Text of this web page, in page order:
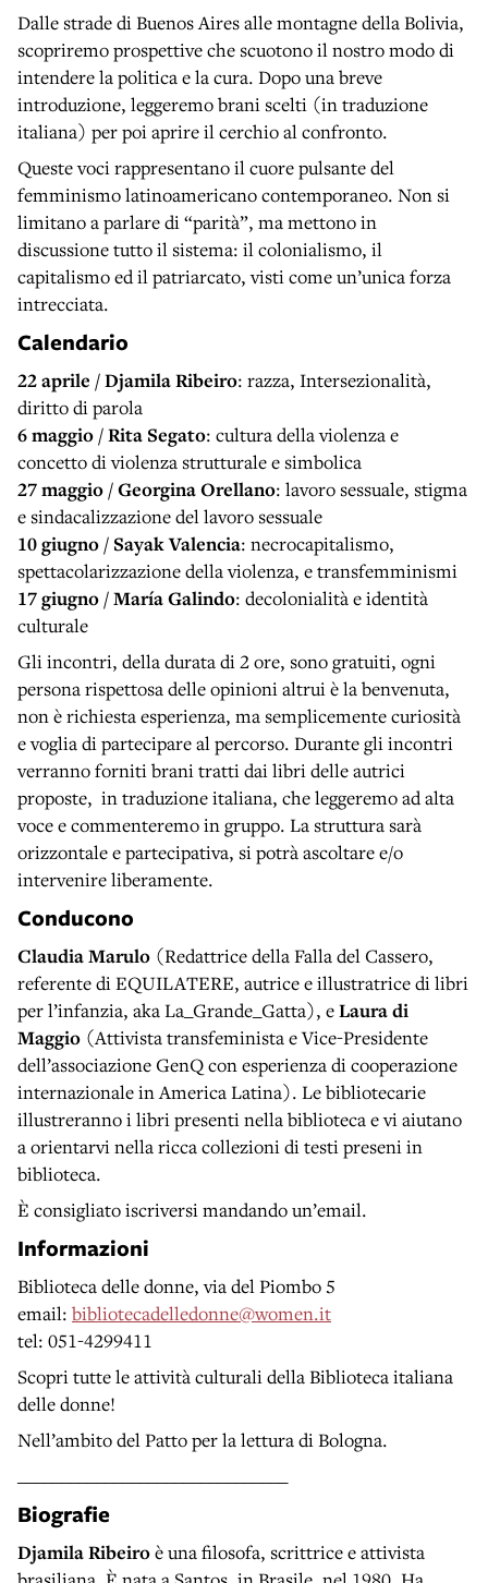
Dalle strade di Buenos Aires alle montagne della Bolivia,
scopriremo prospettive che scuotono il nostro modo di
intendere la politica e la cura. Dopo una breve
introduzione, leggeremo brani scelti (in traduzione
italiana) per poi aprire il cerchio al confronto.
Queste voci rappresentano il cuore pulsante del
femminismo latinoamericano contemporaneo. Non si
limitano a parlare di “parità”, ma mettono in
discussione tutto il sistema: il colonialismo, il
capitalismo ed il patriarcato, visti come un’unica forza
intrecciata.
Calendario
22 aprile / Djamila Ribeiro: razza, Intersezionalità,
diritto di parola
6 maggio / Rita Segato: cultura della violenza e
concetto di violenza strutturale e simbolica
27 maggio / Georgina Orellano: lavoro sessuale, stigma
e sindacalizzazione del lavoro sessuale
10 giugno / Sayak Valencia: necrocapitalismo,
spettacolarizzazione della violenza, e transfemminismi
17 giugno / María Galindo: decolonialità e identità
culturale
Gli incontri, della durata di 2 ore, sono gratuiti, ogni
persona rispettosa delle opinioni altrui è la benvenuta,
non è richiesta esperienza, ma semplicemente curiosità
e voglia di partecipare al percorso. Durante gli incontri
verranno forniti brani tratti dai libri delle autrici
proposte, in traduzione italiana, che leggeremo ad alta
voce e commenteremo in gruppo. La struttura sarà
orizzontale e partecipativa, si potrà ascoltare e/o
intervenire liberamente.
Conducono
Claudia Marulo (Redattrice della Falla del Cassero,
referente di EQUILATERE, autrice e illustratrice di libri
per l’infanzia, aka La_Grande_Gatta), eLaura di
Maggio (Attivista transfeminista e Vice-Presidente
dell’associazione GenQ con esperienza di cooperazione
internazionale in America Latina). Le bibliotecarie
illustreranno i libri presenti nella biblioteca e vi aiutano
a orientarvi nella ricca collezioni di testi preseni in
biblioteca.
È consigliato iscriversi mandando un’email.
Informazioni
Biblioteca delle donne, via del Piombo 5
email: bibliotecadelledonne@women.it
tel: 051-4299411
Scopri tutte le attività culturali della Biblioteca italiana
delle donne!
Nell’ambito del Patto per la lettura di Bologna.
Biografie
Djamila Ribeiroè una filosofa, scrittrice e attivista